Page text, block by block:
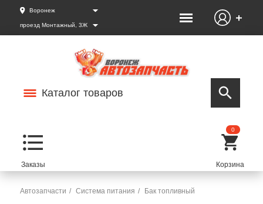
Воронеж
проезд Монтажный, 3Ж
Каталог товаров
0
Автозапчасти Система питания Бак топливный